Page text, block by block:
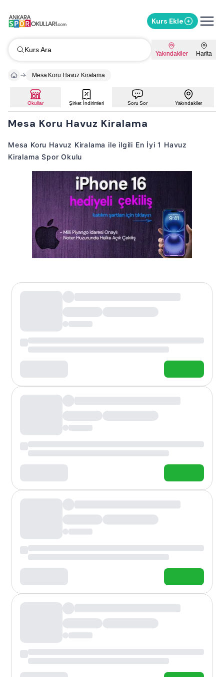
Kurs Ekle
Kurs Ara Yakındakiler Harita
Mesa Koru Havuz Kiralama
Okullar Şirket İndirimleri Soru Sor Yakındakiler
Mesa Koru Havuz Kiralama
Mesa Koru Havuz Kiralama ile ilgili En İyi 1 Havuz
Kiralama Spor Okulu